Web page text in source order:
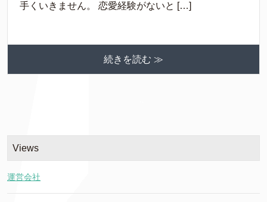
手くいきません。 恋愛経験がないと […]
続きを読む ≫
Views
運営会社